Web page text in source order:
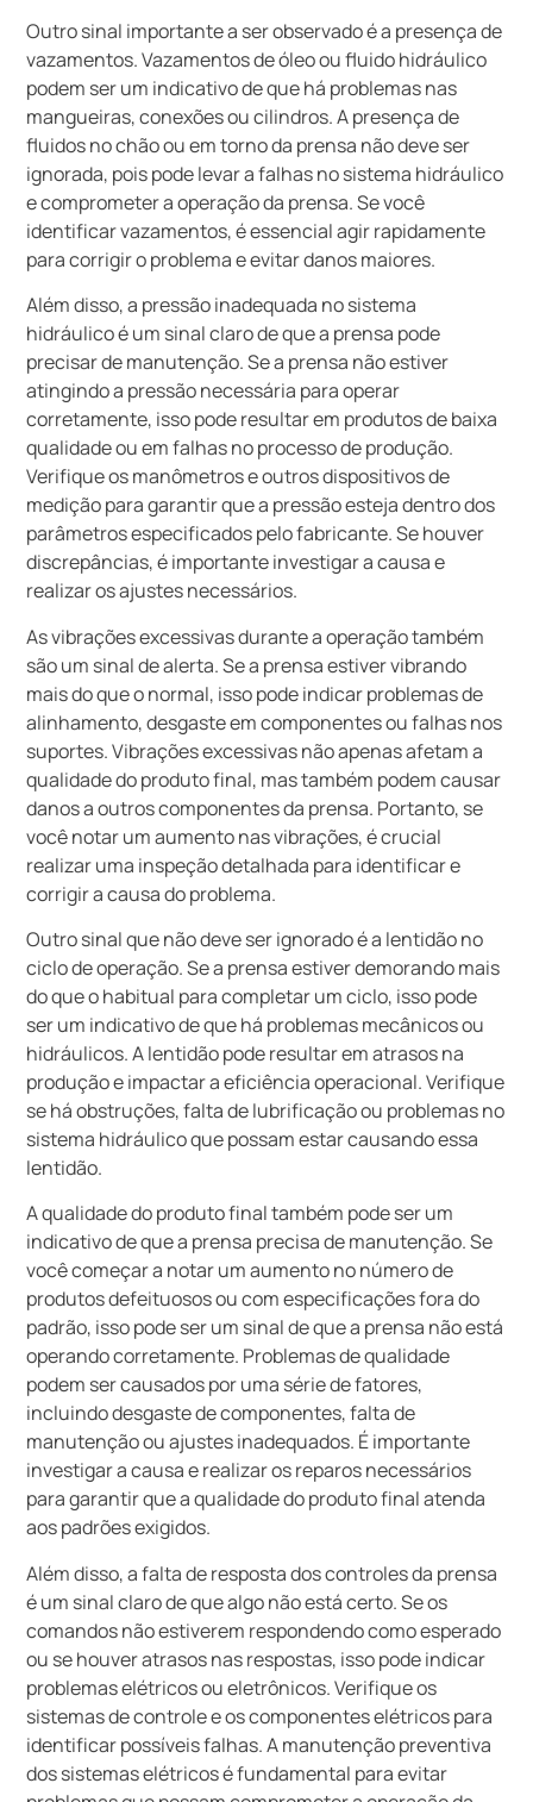
Outro sinal importante a ser observado é a presença de
vazamentos. Vazamentos de óleo ou fluido hidráulico
podem ser um indicativo de que há problemas nas
mangueiras, conexões ou cilindros. A presença de
fluidos no chão ou em torno da prensa não deve ser
ignorada, pois pode levar a falhas no sistema hidráulico
e comprometer a operação da prensa. Se você
identificar vazamentos, é essencial agir rapidamente
para corrigir o problema e evitar danos maiores.
Além disso, a pressão inadequada no sistema
hidráulico é um sinal claro de que a prensa pode
precisar de manutenção. Se a prensa não estiver
atingindo a pressão necessária para operar
corretamente, isso pode resultar em produtos de baixa
qualidade ou em falhas no processo de produção.
Verifique os manômetros e outros dispositivos de
medição para garantir que a pressão esteja dentro dos
parâmetros especificados pelo fabricante. Se houver
discrepâncias, é importante investigar a causa e
realizar os ajustes necessários.
As vibrações excessivas durante a operação também
são um sinal de alerta. Se a prensa estiver vibrando
mais do que o normal, isso pode indicar problemas de
alinhamento, desgaste em componentes ou falhas nos
suportes. Vibrações excessivas não apenas afetam a
qualidade do produto final, mas também podem causar
danos a outros componentes da prensa. Portanto, se
você notar um aumento nas vibrações, é crucial
realizar uma inspeção detalhada para identificar e
corrigir a causa do problema.
Outro sinal que não deve ser ignorado é a lentidão no
ciclo de operação. Se a prensa estiver demorando mais
do que o habitual para completar um ciclo, isso pode
ser um indicativo de que há problemas mecânicos ou
hidráulicos. A lentidão pode resultar em atrasos na
produção e impactar a eficiência operacional. Verifique
se há obstruções, falta de lubrificação ou problemas no
sistema hidráulico que possam estar causando essa
lentidão.
A qualidade do produto final também pode ser um
indicativo de que a prensa precisa de manutenção. Se
você começar a notar um aumento no número de
produtos defeituosos ou com especificações fora do
padrão, isso pode ser um sinal de que a prensa não está
operando corretamente. Problemas de qualidade
podem ser causados por uma série de fatores,
incluindo desgaste de componentes, falta de
manutenção ou ajustes inadequados. É importante
investigar a causa e realizar os reparos necessários
para garantir que a qualidade do produto final atenda
aos padrões exigidos.
Além disso, a falta de resposta dos controles da prensa
é um sinal claro de que algo não está certo. Se os
comandos não estiverem respondendo como esperado
ou se houver atrasos nas respostas, isso pode indicar
problemas elétricos ou eletrônicos. Verifique os
sistemas de controle e os componentes elétricos para
identificar possíveis falhas. A manutenção preventiva
dos sistemas elétricos é fundamental para evitar